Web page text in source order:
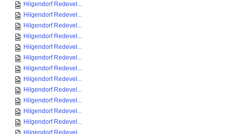
Hilgendorf Redevel...
Hilgendorf Redevel...
Hilgendorf Redevel...
Hilgendorf Redevel...
Hilgendorf Redevel...
Hilgendorf Redevel...
Hilgendorf Redevel...
Hilgendorf Redevel...
Hilgendorf Redevel...
Hilgendorf Redevel...
Hilgendorf Redevel...
Hilgendorf Redevel...
Hilgendorf Redevel...